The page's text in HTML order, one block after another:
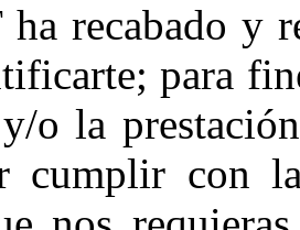
recabado y
para
o la
cumplir con